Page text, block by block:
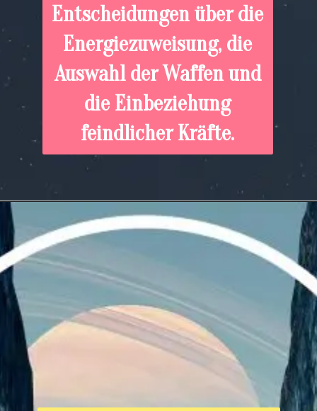
Entscheidungen über die
Energiezuweisung, die
Auswahl der Waffen und
die Einbeziehung
feindlicher Kräfte.